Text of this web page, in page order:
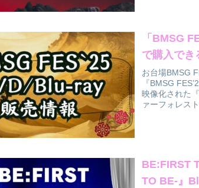
「BMSG
で購入でき
お台場BMSG
『BMSG
映像化された
ァーフォレス
BE:FIRST
TO BE-』